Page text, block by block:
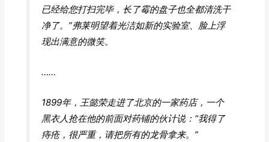
已经给您打扫完毕，长了霉的盘子也全都清洗干
净了。”弗莱明望着光洁如新的实验室、脸上浮
现出满意的微笑。
……
1899年，王懿荣走进了北京的一家药店，一个
黑衣人抢在他的前面对药铺的伙计说：“我得了
痔疮，很严重，请把所有的龙骨拿来。”